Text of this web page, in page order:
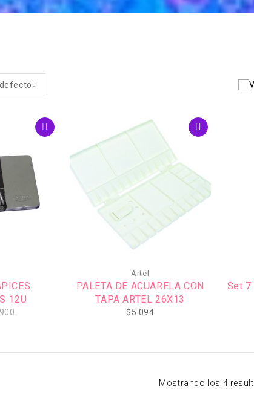
12U
Artel
PALETA DE ACUARELA CON
TAPA ARTEL 26X13
$5.094
Set 7
Mostrando los 4